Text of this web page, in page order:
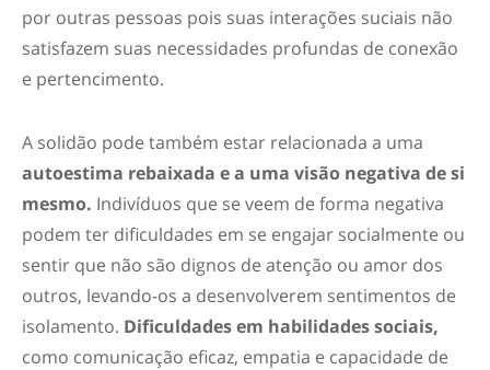
por outras pessoas pois suas interações suciais não
satisfazem suas necessidades profundas de conexão
e pertencimento.
A solidão pode também estar relacionada a uma
autoestima rebaixada e a uma visão negativa de si
mesmo. Indivíduos que se veem de forma negativa
podem ter dificuldades em se engajar socialmente ou
sentir que não são dignos de atenção ou amor dos
outros, levando-os a desenvolverem sentimentos de
isolamento. Dificuldades em habilidades sociais,
como comunicação eficaz, empatia e capacidade de